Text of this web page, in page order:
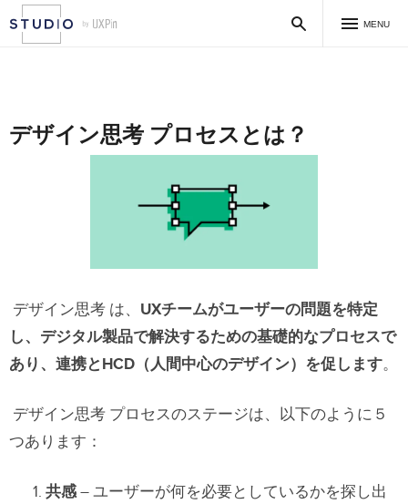
MENU
デザイン思考 プロセスとは？
デザイン思考 は、 UXチームがユーザーの問題を特定
し、デジタル製品で解決するための基礎的なプロセスで
あり、連携とHCD（人間中心のデザイン）を促します。
デザイン思考 プロセスのステージは、以下のように５
つあります：
共感– ユーザーが何を必要としているかを探し出